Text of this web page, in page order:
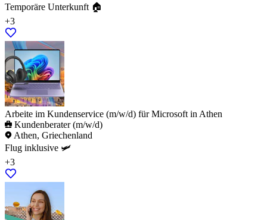
Temporäre Unterkunft 🏠
+3
Arbeite im Kundenservice (m/w/d) für Microsoft in Athen
Kundenberater (m/w/d)
Athen, Griechenland
Flug inklusive 🛩️
+3